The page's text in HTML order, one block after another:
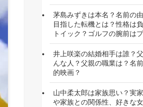
茅島みずきは本名？名前の
目指した転機とは？性格は
トイック？ゴルフの腕前は
井上咲楽の結婚相手は誰？
んな人？父親の職業は？名
的映画？
山中柔太郎は家族思い？実
や家族との関係性、好きな